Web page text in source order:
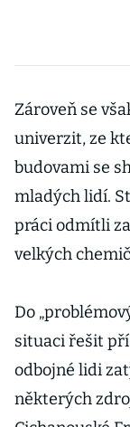
Zároveň se
univerzit, ze
budovami se
mladých lidí.
práci odmítli
velkých
Do
situaci řešit
odbojné lidi
některých